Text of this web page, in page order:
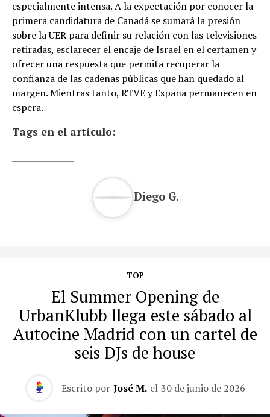
especialmente intensa. A la expectación por conocer la
primera candidatura de Canadá se sumará la presión
sobre la UER para definir su relación con las televisiones
retiradas, esclarecer el encaje de Israel en el certamen y
ofrecer una respuesta que permita recuperar la
confianza de las cadenas públicas que han quedado al
margen. Mientras tanto, RTVE y España permanecen en
espera.
Tags en el artículo:
Diego G.
TOP
El Summer Opening de
UrbanKlubb llega este sábado al
Autocine Madrid con un cartel de
seis DJs de house
Escrito por José M. el 30 de junio de 2026